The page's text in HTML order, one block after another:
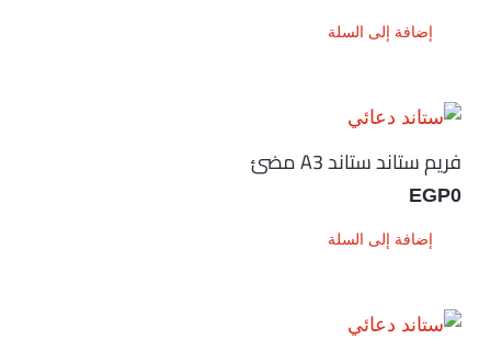
إضافة إلى السلة
فريم ستاند ستاند A3 مضئ
EGP0
إضافة إلى السلة